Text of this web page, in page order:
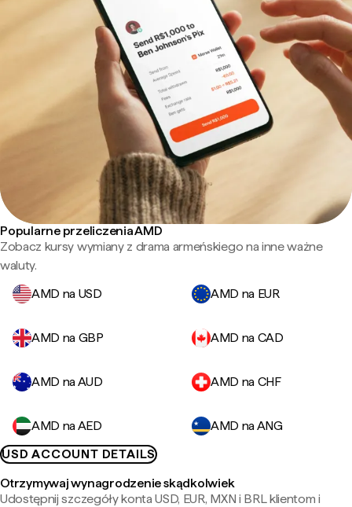
Popularne przeliczenia AMD
Zobacz kursy wymiany z drama armeńskiego na inne ważne
waluty.
AMD na USD
AMD na EUR
AMD na GBP AMD na CAD
AMD na AUD AMD na CHF
AMD na AED
AMD na ANG
USD ACCOUNT DETAILS
Otrzymywaj wynagrodzenie skądkolwiek
Udostępnij szczegóły konta USD, EUR, MXN i BRL klientom i